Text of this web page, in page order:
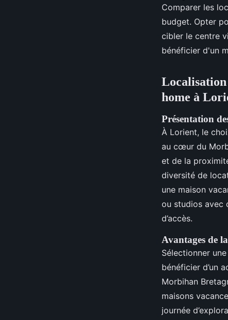
Comparer les
budget. Opter
cibler le centre
bénéficier d'un
home à
Présentation
À Lorient, le
au cœur du
et de la
diversité de
une maison
ou studios avec
d’accès.
Avantages de
Sélectionner
bénéficier d’un
Morbihan
maisons
journée